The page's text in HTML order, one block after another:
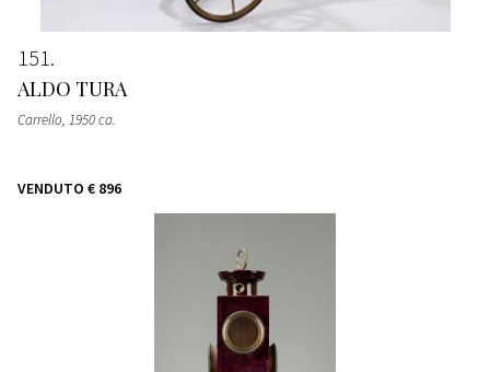
151
ALDO TURA
Carrello, 1950 ca.
VENDUTO € 896